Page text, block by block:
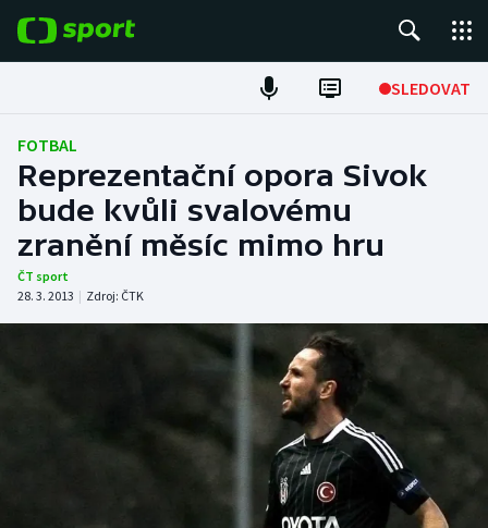
SLEDOVAT
Fotbal
Hokej
Tenis
Atletika
NEPŘEHLÉDNĚTE
FOTBAL
Reprezentační opora Sivok
bude kvůli svalovému
zranění měsíc mimo hru
ČT sport
28. 3. 2013 | Zdroj: ČTK